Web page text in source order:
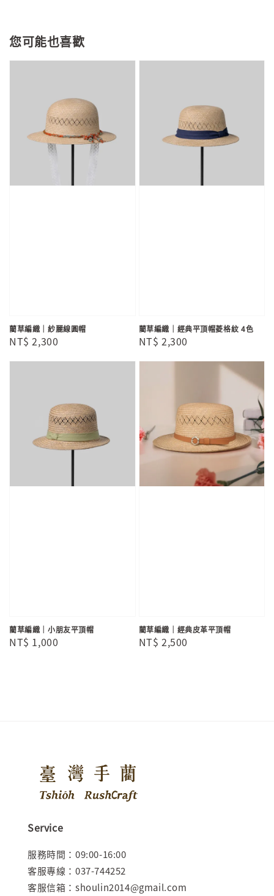
您可能也喜歡
藺草編織｜紗麗線圓帽
Regular
NT$ 2,300
藺草編織｜經典平頂帽菱格紋 4色
Regular
NT$ 2,300
藺草編織｜小朋友平頂帽
Regular
NT$ 1,000
藺草編織｜經典皮革平頂帽
Regular
NT$ 2,500
Service
服務時間：09:00-16:00
客服專線：037-744252
客服信箱：shoulin2014@gmail.com